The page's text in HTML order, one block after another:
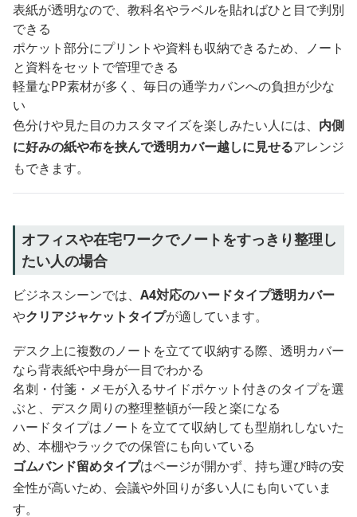
表紙が透明なので、教科名やラベルを貼ればひと目で判別
できる
ポケット部分にプリントや資料も収納できるため、ノート
と資料をセットで管理できる
軽量なPP素材が多く、毎日の通学カバンへの負担が少な
い
色分けや見た目のカスタマイズを楽しみたい人には、 内側
に好みの紙や布を挟んで透明カバー越しに見せるアレンジ
もできます。
オフィスや在宅ワークでノートをすっきり整理し
たい人の場合
ビジネスシーンでは、 A4対応のハードタイプ透明カバー
やクリアジャケットタイプが適しています。
デスク上に複数のノートを立てて収納する際、透明カバー
なら背表紙や中身が一目でわかる
名刺・付箋・メモが入るサイドポケット付きのタイプを選
ぶと、デスク周りの整理整頓が一段と楽になる
ハードタイプはノートを立てて収納しても型崩れしないた
め、本棚やラックでの保管にも向いている
ゴムバンド留めタイプはページが開かず、持ち運び時の安
全性が高いため、会議や外回りが多い人にも向いていま
す。